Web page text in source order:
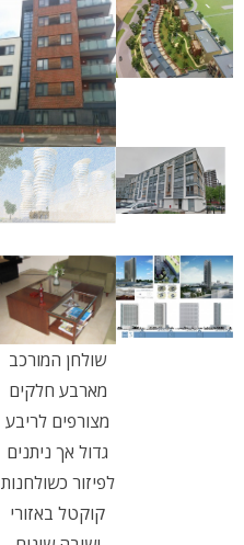
שולחן המורכב
מארבע חלקים
מצורפים לריבע
גדול אך ניתנים
לפיזור כשולחנות
קוקטל באזורי